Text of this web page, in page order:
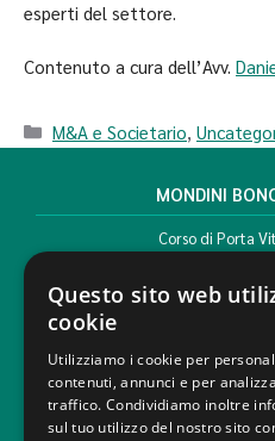
esperti del settore.
Contenuto a cura dell’Avv.
M&A e Societario
MONDINI
Corso di Porta
T. +39 02
AREE
Aree di
Questo sito web
cookie
Utilizziamo i cookie per
contenuti, annunci e per
traffico. Condividiamo inoltre
sul tuo utilizzo del nostro sito